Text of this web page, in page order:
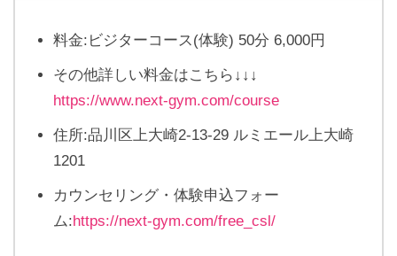
料金:ビジターコース(体験) 50分 6,000円
その他詳しい料金はこちら↓↓↓
https://www.next-gym.com/course
住所:品川区上大崎2-13-29 ルミエール上大崎
1201
カウンセリング・体験申込フォー
ム:https://next-gym.com/free_csl/